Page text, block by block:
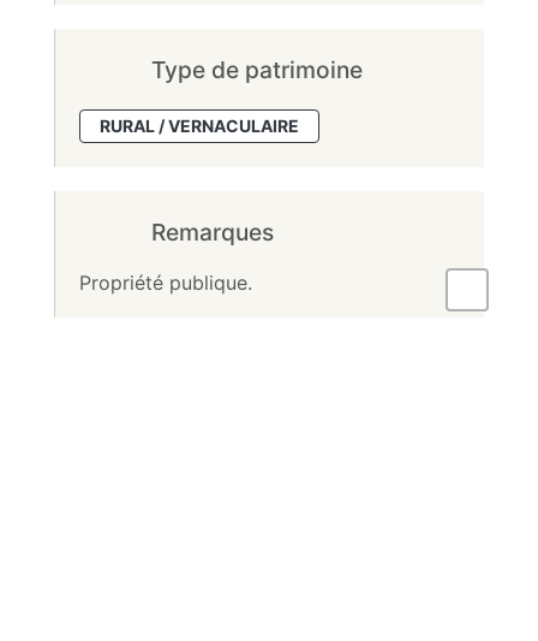
Type de patrimoine
RURAL / VERNACULAIRE
Remarques
Propriété publique.